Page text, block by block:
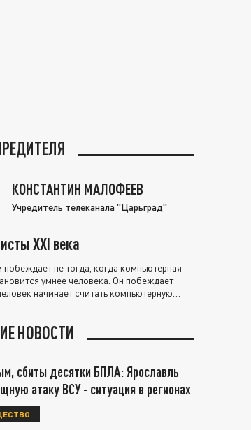
КОНСТАНТИН МАЛОФЕЕВ
Учредитель телеканала "Царьград"
XXI века
не тогда, когда компьютерная
умнее человека. Он побеждает
начинает считать компьютерную
НОВОСТИ
сбиты десятки БПЛА: Ярославль
атаку ВСУ - ситуация в регионах